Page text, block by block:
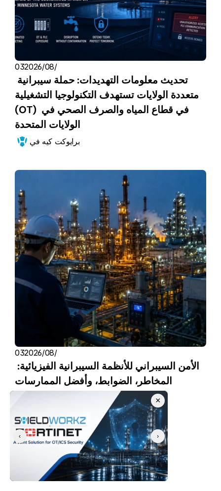
03‏/08‏/2026
متعددة الولايات تستهدف التكنولوجيا التشغيلية
(OT) في قطاع المياه والصرف الصحي في
الولايات المتحدة
برايوكت كيه في
03‏/08‏/2026
المخاطر، الضوابط، وأفضل الممارسات
‹ ›
×